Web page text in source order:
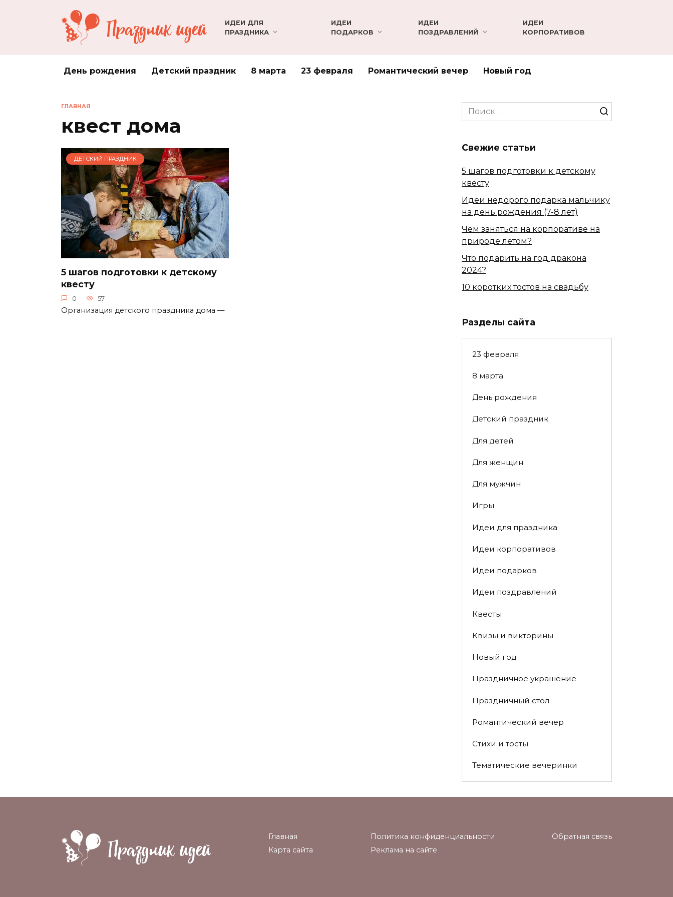
ИДЕИ ДЛЯ
ПРАЗДНИКА
ИДЕИ
ПОДАРКОВ
ИДЕИ
ПОЗДРАВЛЕНИЙ
ИДЕИ
КОРПОРАТИВОВ
День рождения Детский праздник 8 марта 23 февраля Романтический вечер Новый год
ГЛАВНАЯ
квест дома
ДЕТСКИЙ ПРАЗДНИК
5 шагов подготовки к детскому
квесту
0 57
Организация детского праздника дома —
Search
for:
Свежие статьи
5 шагов подготовки к детскому
квесту
Идеи недорого подарка мальчику
на день рождения (7-8 лет)
Чем заняться на корпоративе на
природе летом?
Что подарить на год дракона
2024?
10 коротких тостов на свадьбу
Разделы сайта
23 февраля
8 марта
День рождения
Детский праздник
Для детей
Для женщин
Для мужчин
Игры
Идеи для праздника
Идеи корпоративов
Идеи подарков
Идеи поздравлений
Квесты
Квизы и викторины
Новый год
Праздничное украшение
Праздничный стол
Романтический вечер
Стихи и тосты
Тематические вечеринки
Главная
Карта сайта
Политика конфиденциальности
Реклама на сайте
Обратная связь